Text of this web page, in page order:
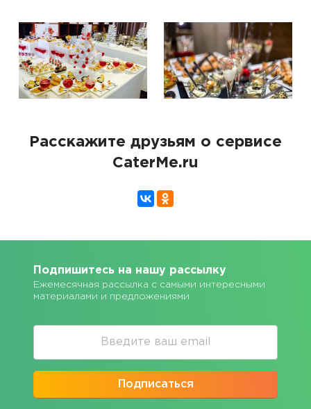
Расскажите друзьям о сервисе
CaterMe.ru
Подпишитесь на нашу рассылку
Ежемесячная рассылка с самыми интересными
материалами и предложениями
Подписаться